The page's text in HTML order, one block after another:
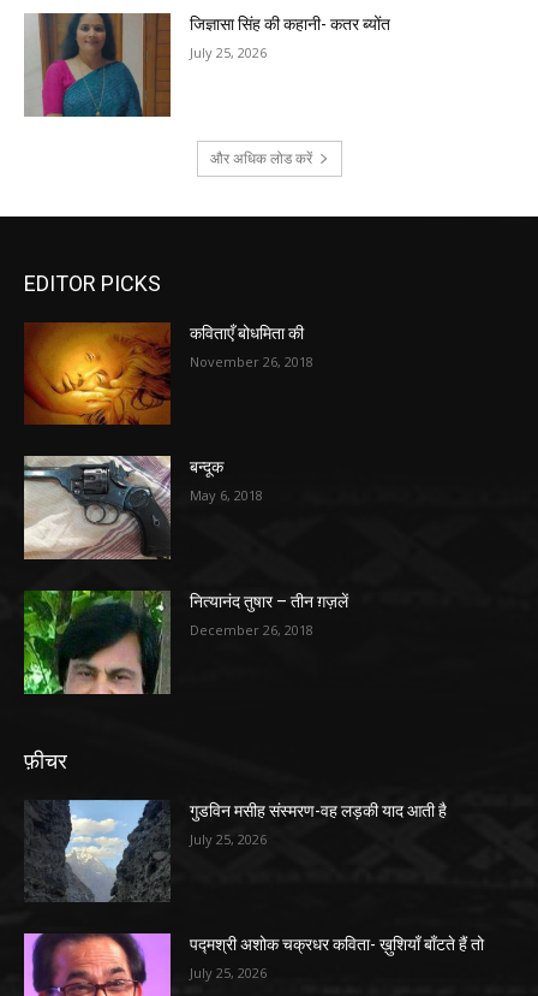
जिज्ञासा सिंह की कहानी- कतर ब्योंत
July 25, 2026
और अधिक लोड करें
EDITOR PICKS
कविताएँ बोधमिता की
November 26, 2018
बन्दूक
May 6, 2018
नित्यानंद तुषार – तीन ग़ज़लें
December 26, 2018
फ़ीचर
गुडविन मसीह संस्मरण-वह लड़की याद आती है
July 25, 2026
पद्मश्री अशोक चक्रधर कविता- ख़ुशियाँ बाँटते हैं तो
July 25, 2026